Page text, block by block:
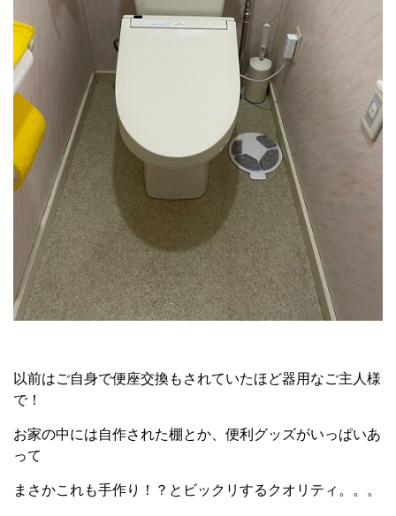
以前はご自身で便座交換もされていたほど器用なご主人様
で！
お家の中には自作された棚とか、便利グッズがいっぱいあ
って
まさかこれも手作り！？とビックリするクオリティ。。。